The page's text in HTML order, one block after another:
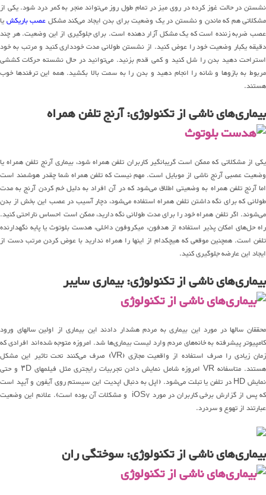
نشستن در حالت غوز کرده در روی میز در تمام طول روز می‌تواند منجر به کمر درد شود. یکی از
مشکلاتی هم که ماندن و نشستن در یک وضعیت برای بدن ایجاد می‌کند مشکلعصب باریکشیا
عصب ضربه زننده است که یک مشکل آزار دهنده است. برای جلوگیری از این وضعیت. هر چند
دقیقه یکبار وضعیت خود را عوض کنید. از نشستن طولانی مدت خودداری کنید و مرتب به خود
استراحت دهید بدن را شل کنید و کمی قدم بزنید. می‌توانید در حال نشسته حرکات کششی
مربوط به بازوها و شانه را انجام دهید و بدن را به سمت بالا بکشید. همه این ترفندها خوب
هستند.
بیماری‌های ناشی از تکنولوژی: آرنج تلفن همراه
یکی از مشکلاتی که ممکن است گریبانگیر کاربران تلفن همراه شود، بیماری آرنج تلفن همراه یا
وضعیت عصبی آرنج ناشی از موبایل است. مهم نیست که تلفن همراه شما چقدر هوشمند است
اما آرنج تلفن همراه به وضعیتی اطلاق می‌شود که در آن افراد به دلیل خم کردن آرنج به مدت
طولانی که برای نگه داشتن تلفن همراه استفاده می‌شود، دچار آسیب در عصب این بخش از بدن
می‌شوند. اگر تلفن همراه خود را برای مدت طولانی نگه دارید، ممکن است احساس ناراحتی کنید.
راه‌ حل‌های امکان پذیر استفاده از هدفون، میکروفون داخلی، هدست بلوتوث یا پایه نگهدارنده
تلفن است. همچنین موقعی که هیچکدام از اینها را همراه ندارید با عوض کردن مرتب دست از
ایجاد این عارضه جلوگیری کنید.
بیماری‌های ناشی از تکنولوژی: بیماری سایبر
محققان سالها در مورد این بیماری به مردم هشدار دادند این بیماری از اولین سالهای ورود
کامپیوتر پیشرفته به خانه‌های مردم وارد لیست بیماری‌ها شد. امروزه متوجه شده‌اند افرادی که
زمان زیادی را صرف استفاده از واقعیت مجازی (VR) صرف می‌کنند تحت تاثیر این مشکل
هستند. متاسفانه VR امروزه شامل نمایش دادن تجربیات رایجتری مثل فیلمهای ۳D و حتی
نمایش HD در تلفن یا تبلت می‌شود. (اپل به دنبال اپدیت این سیستم روی آیفون و آیپد است
که پس از گزارش برخی کاربران در مورد iOS7 و مشکلات آن بوده است). علائم این وضعیت
عبارتند از تهوع و سردرد.
بیماری‌های ناشی از تکنولوژی: سوختگی ران